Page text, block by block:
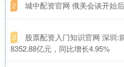
2 城中配资官网 俄美会谈开始
3
股票配资入门知识官网 深圳:
8352.88亿元，同比增长4.95%